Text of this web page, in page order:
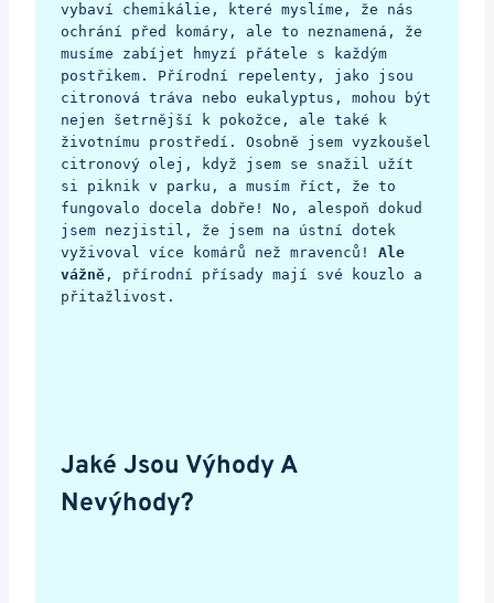
vybaví chemikálie, které myslíme, že nás
ochrání před komáry, ale to neznamená, že
musíme zabíjet hmyzí přátele s každým
postřikem. Přírodní repelenty, jako jsou
citronová tráva nebo eukalyptus, mohou být
nejen šetrnější k pokožce, ale také k
životnímu prostředí. Osobně jsem vyzkoušel
citronový olej, když jsem se snažil užít
si piknik v parku, a musím říct, že to
fungovalo docela dobře! No, alespoň dokud
jsem nezjistil, že jsem na ústní dotek
vyživoval více komárů než mravenců! Ale
vážně, přírodní přísady mají své kouzlo a
přitažlivost.
Jaké Jsou Výhody A
Nevýhody?